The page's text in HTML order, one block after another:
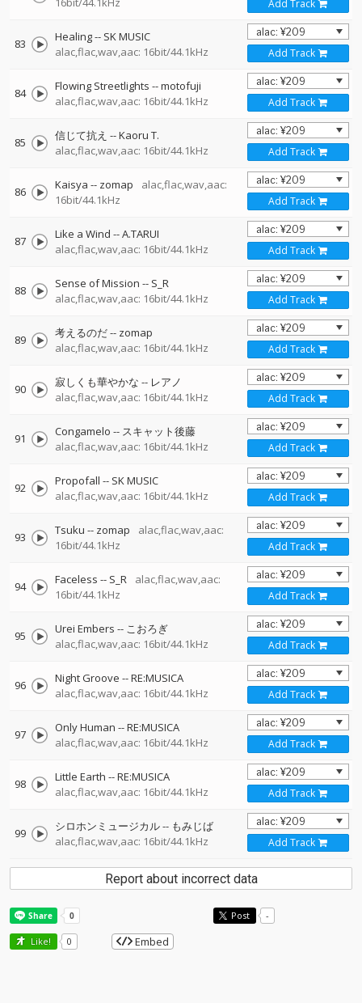
Add Track
83 Healing-- SK MUSIC
alac,flac,wav,aac: 16bit/44.1kHz
Add Track
84 Flowing Streetlights --motofuji
alac,flac,wav,aac: 16bit/44.1kHz
Add Track
85 信じて抗え --Kaoru T.
alac,flac,wav,aac: 16bit/44.1kHz
Add Track
86 Kaisya -- zomap
alac,flac,wav,aac:
16bit/44.1kHz
Add Track
87 Like a Wind --A.TARUI
alac,flac,wav,aac: 16bit/44.1kHz
Add Track
88 Sense of Mission -- S_R
alac,flac,wav,aac: 16bit/44.1kHz
Add Track
89 考えるのだ-- zomap
alac,flac,wav,aac: 16bit/44.1kHz
Add Track
90 寂しくも華やかな -- レアノ
alac,flac,wav,aac: 16bit/44.1kHz
Add Track
91 Congamelo -- スキャット後藤
alac,flac,wav,aac: 16bit/44.1kHz
Add Track
92 Propofall -- SK MUSIC
alac,flac,wav,aac: 16bit/44.1kHz
Add Track
93 Tsuku -- zomap
alac,flac,wav,aac:
16bit/44.1kHz
Add Track
94 Faceless -- S_R
alac,flac,wav,aac:
16bit/44.1kHz
Add Track
95 Urei Embers -- こおろぎ
alac,flac,wav,aac: 16bit/44.1kHz
Add Track
96 Night Groove --RE:MUSICA
alac,flac,wav,aac: 16bit/44.1kHz
Add Track
97 Only Human --RE:MUSICA
alac,flac,wav,aac: 16bit/44.1kHz
Add Track
98 Little Earth --RE:MUSICA
alac,flac,wav,aac: 16bit/44.1kHz
Add Track
99 シロホンミュージカル-- もみじば
alac,flac,wav,aac: 16bit/44.1kHz
Add Track
Report about incorrect data
Post -
Like! 0 Embed